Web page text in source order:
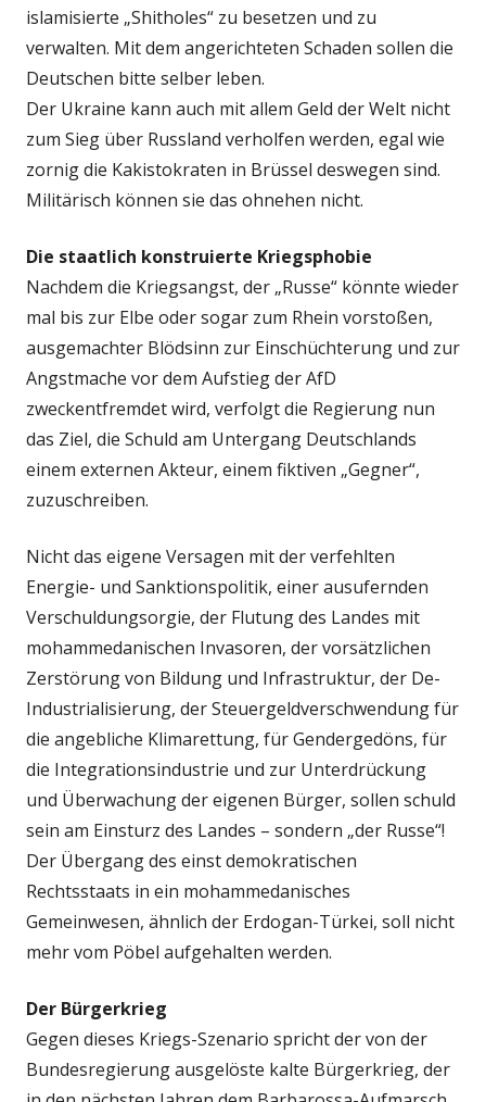
islamisierte „Shitholes“ zu besetzen und zu
verwalten. Mit dem angerichteten Schaden sollen die
Deutschen bitte selber leben.
Der Ukraine kann auch mit allem Geld der Welt nicht
zum Sieg über Russland verholfen werden, egal wie
zornig die Kakistokraten in Brüssel deswegen sind.
Militärisch können sie das ohnehen nicht.
Die staatlich konstruierte Kriegsphobie
Nachdem die Kriegsangst, der „Russe“ könnte wieder
mal bis zur Elbe oder sogar zum Rhein vorstoßen,
ausgemachter Blödsinn zur Einschüchterung und zur
Angstmache vor dem Aufstieg der AfD
zweckentfremdet wird, verfolgt die Regierung nun
das Ziel, die Schuld am Untergang Deutschlands
einem externen Akteur, einem fiktiven „Gegner“,
zuzuschreiben.
Nicht das eigene Versagen mit der verfehlten
Energie- und Sanktionspolitik, einer ausufernden
Verschuldungsorgie, der Flutung des Landes mit
mohammedanischen Invasoren, der vorsätzlichen
Zerstörung von Bildung und Infrastruktur, der De-
Industrialisierung, der Steuergeldverschwendung für
die angebliche Klimarettung, für Gendergedöns, für
die Integrationsindustrie und zur Unterdrückung
und Überwachung der eigenen Bürger, sollen schuld
sein am Einsturz des Landes – sondern „der Russe“!
Der Übergang des einst demokratischen
Rechtsstaats in ein mohammedanisches
Gemeinwesen, ähnlich der Erdogan-Türkei, soll nicht
mehr vom Pöbel aufgehalten werden.
Der Bürgerkrieg
Gegen dieses Kriegs-Szenario spricht der von der
Bundesregierung ausgelöste kalte Bürgerkrieg, der